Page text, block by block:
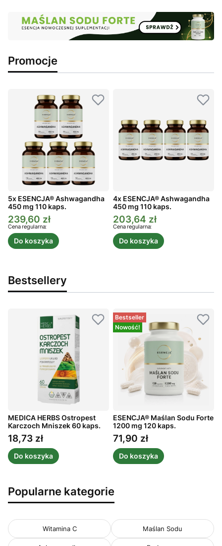
Promocje
5x ESENCJA® Ashwagandha
450 mg 110 kaps.
Cena promocyjna
239,60 zł
Cena regularna:
Do koszyka
4x ESENCJA® Ashwagandha
450 mg 110 kaps.
Cena promocyjna
203,64 zł
Cena regularna:
Do koszyka
Bestsellery
MEDICA HERBS Ostropest
Karczoch Mniszek 60 kaps.
Cena
18,73 zł
Do koszyka
Bestseller
Nowość!
ESENCJA® Maślan Sodu Forte
1200 mg 120 kaps.
Cena
71,90 zł
Do koszyka
Popularne kategorie
Witamina C Maślan Sodu